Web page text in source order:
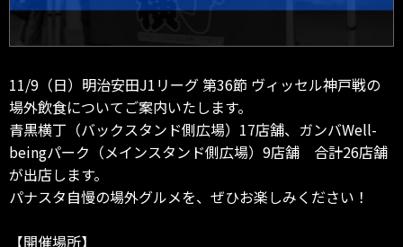
11/9（日）明治安田J1リーグ 第36節 ヴィッセル神戸戦の
場外飲食についてご案内いたします。
青黒横丁（バックスタンド側広場）17店舗、ガンバWell-
beingパーク（メインスタンド側広場）9店舗 合計26店舗
が出店します。
パナスタ自慢の場外グルメを、ぜひお楽しみください！
【開催場所】